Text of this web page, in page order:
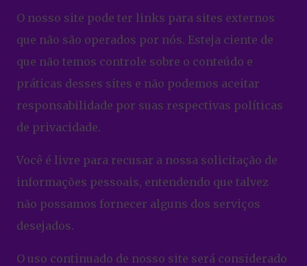
O nosso site pode ter links para sites externos
que não são operados por nós. Esteja ciente de
que não temos controle sobre o conteúdo e
práticas desses sites e não podemos aceitar
responsabilidade por suas respectivas políticas
de privacidade.
Você é livre para recusar a nossa solicitação de
informações pessoais, entendendo que talvez
não possamos fornecer alguns dos serviços
desejados.
O uso continuado de nosso site será considerado